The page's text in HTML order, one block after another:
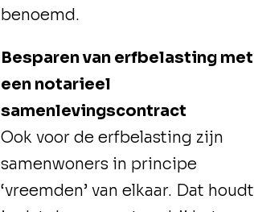
benoemd.
Besparen van erfbelasting met
een notarieel
samenlevingscontract
Ook voor de erfbelasting zijn
samenwoners in principe
‘vreemden’ van elkaar. Dat houdt